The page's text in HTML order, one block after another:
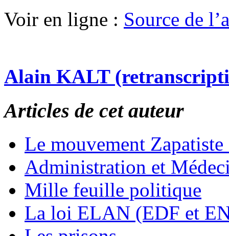
Voir en ligne : Source de
Alain KALT
Articles de cet auteur
Le mouvement
Administration et
Mille feuille politique
La loi ELAN (EDF et